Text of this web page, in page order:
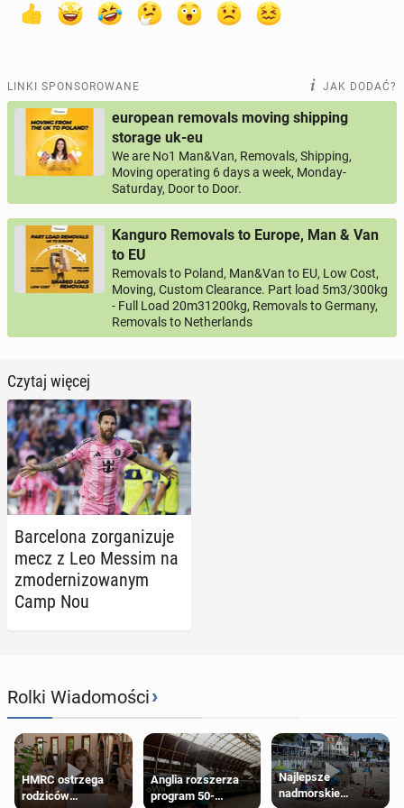
LINKI SPONSOROWANE JAK DODAĆ?
european removals moving shipping
storage uk-eu
We are No1 Man&Van, Removals, Shipping,
Moving operating 6 days a week, Monday-
Saturday, Door to Door.
Kanguro Removals to Europe, Man & Van
to EU
Removals to Poland, Man&Van to EU, Low Cost,
Moving, Custom Clearance. Part load 5m3/300kg
- Full Load 20m31200kg, Removals to Germany,
Removals to Netherlands
Czytaj więcej
Bar­ce­lo­na zor­ga­ni­zu­je
mecz z Leo Messim na
zmo­der­ni­zo­wa­nym
Camp Nou
Rolki Wiadomości›
HMRC ostrzega
rodziców
Anglia rozszerza
program 50-
Najlepsze
nadmorskie